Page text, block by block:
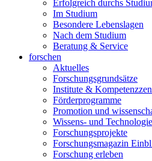
Erfolgreich durchs
Im Studium
Besondere Lebenslagen
Nach dem Studium
Beratung & Service
forschen
Aktuelles
Forschungsgrundsätze
Institute &
Förderprogramme
Promotion und
Wissens- und
Forschungsprojekte
Forschungsmagazin
Forschung erleben